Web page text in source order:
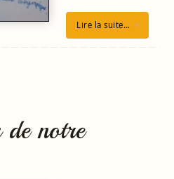
Lire la suite…
de notre